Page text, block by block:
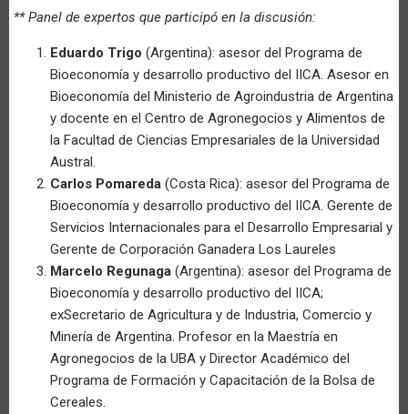
** Panel de expertos que participó en la discusión:
Eduardo Trigo (Argentina): asesor del Programa de
Bioeconomía y desarrollo productivo del IICA. Asesor en
Bioeconomía del Ministerio de Agroindustria de Argentina
y docente en el Centro de Agronegocios y Alimentos de
la Facultad de Ciencias Empresariales de la Universidad
Austral.
Carlos Pomareda (Costa Rica): asesor del Programa de
Bioeconomía y desarrollo productivo del IICA. Gerente de
Servicios Internacionales para el Desarrollo Empresarial y
Gerente de Corporación Ganadera Los Laureles
Marcelo Regunaga (Argentina): asesor del Programa de
Bioeconomía y desarrollo productivo del IICA;
exSecretario de Agricultura y de Industria, Comercio y
Minería de Argentina. Profesor en la Maestría en
Agronegocios de la UBA y Director Académico del
Programa de Formación y Capacitación de la Bolsa de
Cereales.